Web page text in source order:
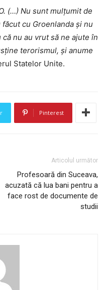
(…) Nu sunt mulțumit de
făcut cu Groenlanda și nu
nu au vrut să ne ajute în
terorismul, și anume
Statelor Unite.
Pinterest
Articolul următor
Profesoară din Suceava,
acuzată că lua bani pentru a
face rost de documente de
studii